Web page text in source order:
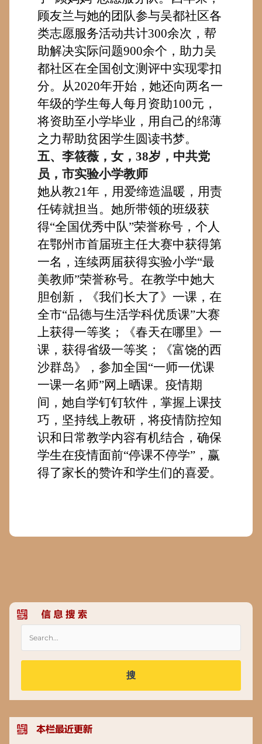
顾友兰与她的团队参与吴都社区各
类志愿服务活动共计300余次， 帮
助解决实际问题900余个，助力吴
都社区在全国创文测评中实现零扣
分。
从2020年开始， 她还向两名一
年级的学生每人每月资助100元，
将资助至小学毕业， 用 自己的绵薄
之力帮助贫困学生圆读书梦。
五、李筱薇 ，女，38岁， 中共党
员，市实验小学教师
她从教21年，用爱缔造温暖，用责
任铸就担当 。 她所带领的班级获
得“全国优秀中队”荣誉称号，个人
在鄂州市首届班主任大赛中获得第
一名，连续两届获得实验小学“最
美教师”荣誉称号。在教学中她大
胆创新，《我们长大了》一课 ， 在
全市“品德与生活学科优质课”大赛
上获得一等奖；《春天在哪里》一
课，获得省级一等奖 ；
《富饶的西
沙群岛》，参加全国“一师一优课
一课一名师”网上晒课。疫情期
间， 她自学钉钉软件，掌握上课技
巧，坚持线上教研，将疫情防控知
识和日常教学内容有机结合，确保
学生在疫情面前“停课不停学” ， 赢
得了家长的赞许和学生们的喜爱。
搜